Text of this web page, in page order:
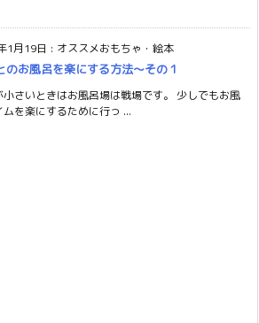
1月19日 : オススメおもちゃ・絵本
のお風呂を楽にする方法〜その１
小さいときはお風呂場は戦場です。 少しでもお風
ムを楽にするために行っ ...